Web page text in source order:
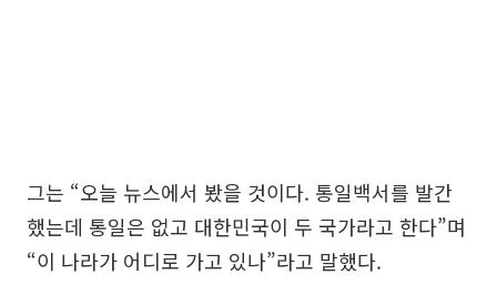
그는 “오늘 뉴스에서 봤을 것이다. 통일백서를 발간
했는데 통일은 없고 대한민국이 두 국가라고 한다”며
“이 나라가 어디로 가고 있나”라고 말했다.